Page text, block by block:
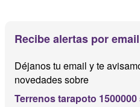
Recibe alertas por email
Déjanos tu email y te
novedades sobre
Terrenos tarapoto